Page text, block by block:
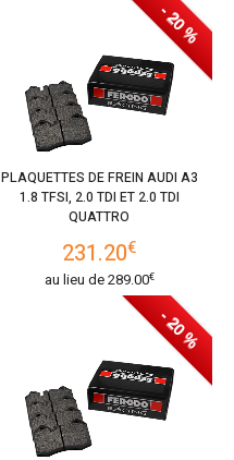
- 20 %
PLAQUETTES DE FREIN AUDI A3
1.8 TFSI, 2.0 TDI ET 2.0 TDI
QUATTRO
231.20€
au lieu de289.00€
- 20 %